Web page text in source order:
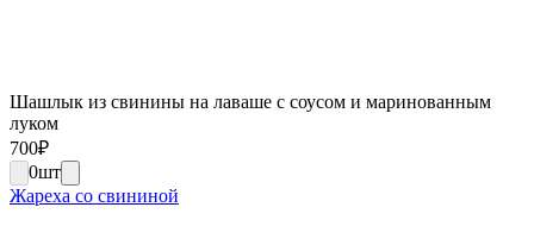
Шашлык из свинины на лаваше с соусом и маринованным
луком
700₽
0шт
Жареха со свининой